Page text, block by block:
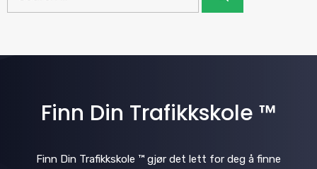
Finn Din Trafikkskole ™
Finn Din Trafikkskole ™ gjør det lett for deg å finne